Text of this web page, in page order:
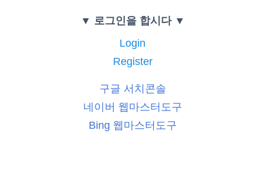
▼ 로그인을 합시다 ▼
Login
Register
구글 서치콘솔
네이버 웹마스터도구
Bing 웹마스터도구